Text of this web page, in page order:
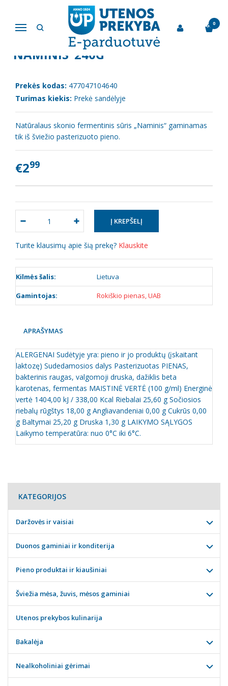
Navigacija
0
Fermentinis sūris 45% "Naminis"240g
FERMENTINIS SŪRIS 45%
"NAMINIS"240G
Prekės kodas: 477047104640
Turimas kiekis: Prekė sandėlyje
Natūralaus skonio fermentinis sūris „Naminis“ gaminamas
tik iš šviežio pasterizuoto pieno.
€299
Turite klausimų apie šią prekę? Klauskite
Kilmės šalis: Lietuva
Gamintojas: Rokiškio pienas, UAB
APRAŠYMAS
ALERGENAI Sudėtyje yra: pieno ir jo produktų (įskaitant
laktozę) Sudedamosios dalys Pasterizuotas PIENAS,
bakterinis raugas, valgomoji druska, dažiklis beta
karotenas, fermentas MAISTINĖ VERTĖ (100 g/ml) Energinė
vertė 1404,00 kJ / 338,00 Kcal Riebalai 25,60 g Sočiosios
riebalų rūgštys 18,00 g Angliavandeniai 0,00 g Cukrūs 0,00
g Baltymai 25,20 g Druska 1,30 g LAIKYMO SĄLYGOS
Laikymo temperatūra: nuo 0°C iki 6°C.
KATEGORIJOS
Daržovės ir vaisiai
Duonos gaminiai ir konditerija
Pieno produktai ir kiaušiniai
Šviežia mėsa, žuvis, mėsos gaminiai
Utenos prekybos kulinarija
Bakalėja
Nealkoholiniai gėrimai